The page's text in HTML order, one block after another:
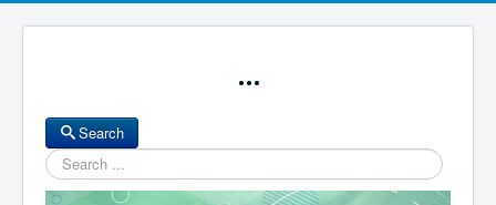
...
Search